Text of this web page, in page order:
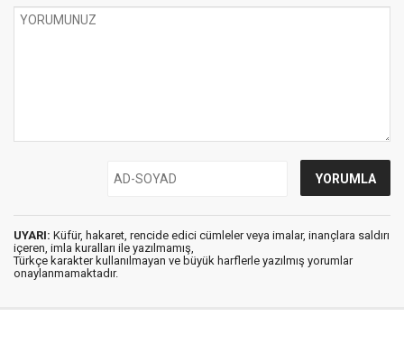
UYARI: Küfür, hakaret, rencide edici cümleler veya imalar, inançlara saldırı
içeren, imla kuralları ile yazılmamış,
Türkçe karakter kullanılmayan ve büyük harflerle yazılmış yorumlar
onaylanmamaktadır.